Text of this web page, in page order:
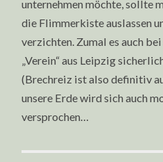
unternehmen möchte, sollte
die Flimmerkiste auslassen
verzichten. Zumal es auch
„Verein“ aus Leipzig
(Brechreiz ist also definitiv
unsere Erde wird sich auch
versprochen…